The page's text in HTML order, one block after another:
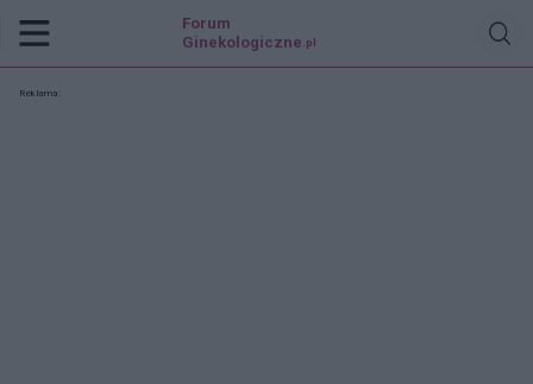
Forum
Ginekologiczne .pl
Reklama: